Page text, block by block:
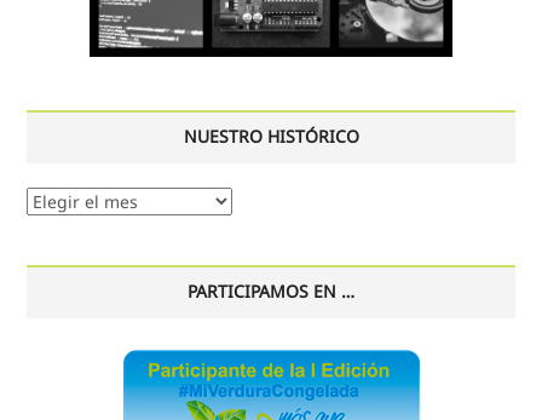
NUESTRO HISTÓRICO
Nuestro
PARTICIPAMOS EN …